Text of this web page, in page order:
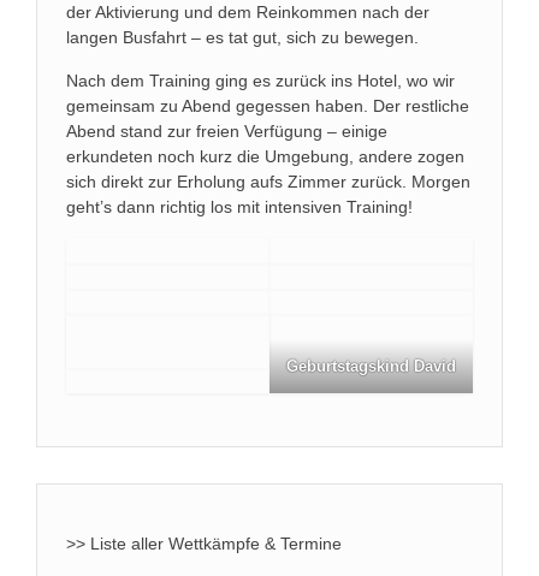
der Aktivierung und dem Reinkommen nach der
langen Busfahrt – es tat gut, sich zu bewegen.
Nach dem Training ging es zurück ins Hotel, wo wir
gemeinsam zu Abend gegessen haben. Der restliche
Abend stand zur freien Verfügung – einige
erkundeten noch kurz die Umgebung, andere zogen
sich direkt zur Erholung aufs Zimmer zurück. Morgen
geht’s dann richtig los mit intensiven Training!
Geburtstagskind David
>> Liste aller Wettkämpfe & Termine